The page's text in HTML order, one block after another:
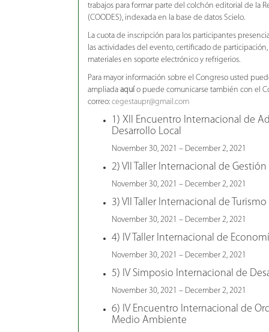
trabajos para formar parte del colchón editorial de la
(COODES), indexada en la base de datos Scielo.
La cuota de inscripción para los participantes
las actividades del evento, certificado de
materiales en soporte electrónico y refrigerios.
Para mayor información sobre el Congreso usted
ampliada aquío puede comunicarse también con el
correo: cegestaupr@gmail.com
1) XII Encuentro Internacional de
Desarrollo Local
November 30, 2021 – December 2, 2021
2) VII Taller Internacional de
November 30, 2021 – December 2, 2021
3) VII Taller Internacional de
November 30, 2021 – December 2, 2021
4) IV Taller Internacional de
November 30, 2021 – December 2, 2021
5) IV Simposio Internacional de
November 30, 2021 – December 2, 2021
6) IV Encuentro Internacional de
Medio Ambiente